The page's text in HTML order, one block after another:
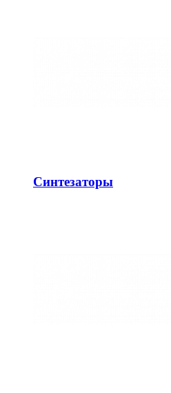
Синтезаторы